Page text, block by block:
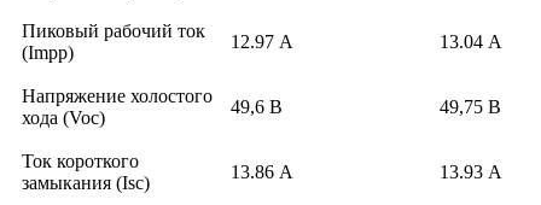
Пиковый рабочий ток
(Impp)
12.97 А 13.04 А
Напряжение холостого
хода (Voc)
49,6 В 49,75 В
Ток короткого
замыкания (Isc)
13.86 А 13.93 А